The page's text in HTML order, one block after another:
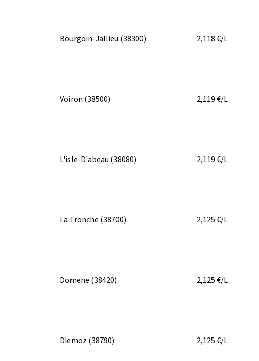
Bourgoin-Jallieu (38300) 2,118€/L
Voiron (38500) 2,119€/L
L'isle-D'abeau (38080) 2,119€/L
La Tronche (38700) 2,125€/L
Domene (38420) 2,125€/L
Diemoz (38790) 2,125€/L